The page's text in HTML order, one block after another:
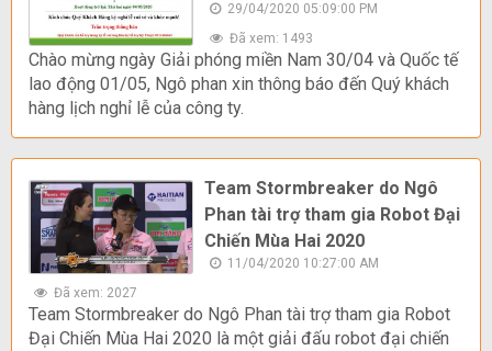
29/04/2020 05:09:00 PM
Đã xem: 1493
Chào mừng ngày Giải phóng miền Nam 30/04 và Quốc tế
lao động 01/05, Ngô phan xin thông báo đến Quý khách
hàng lịch nghỉ lễ của công ty.
Team Stormbreaker do Ngô
Phan tài trợ tham gia Robot Đại
Chiến Mùa Hai 2020
11/04/2020 10:27:00 AM
Đã xem: 2027
Team Stormbreaker do Ngô Phan tài trợ tham gia Robot
Đại Chiến Mùa Hai 2020 là một giải đấu robot đại chiến